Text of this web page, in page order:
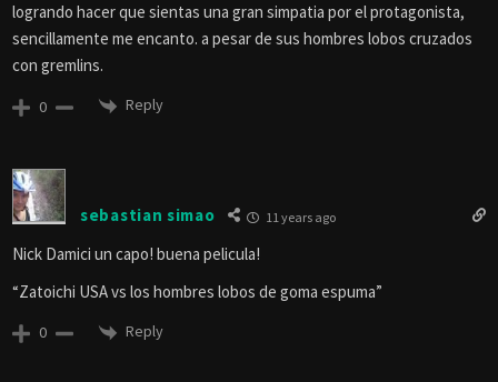
logrando hacer que sientas una gran simpatia por el protagonista,
sencillamente me encanto. a pesar de sus hombres lobos cruzados
con gremlins.
0 Reply
sebastian simao 11 years ago
Nick Damici un capo! buena pelicula!
“Zatoichi USA vs los hombres lobos de goma espuma”
0 Reply